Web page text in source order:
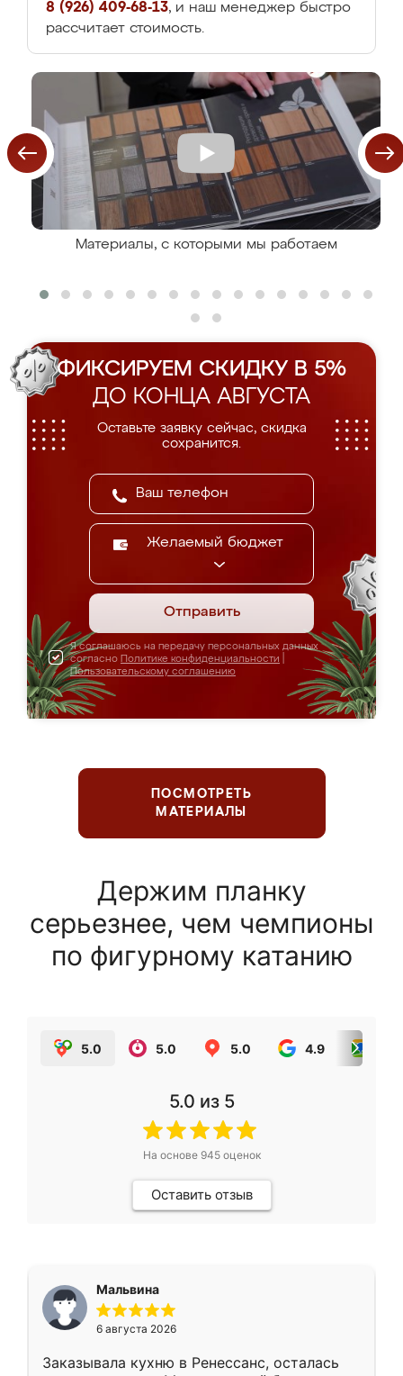
8 (926) 409-68-13, и наш менеджер быстро
рассчитает стоимость.
Материалы, с которыми мы работаем
ФИКСИРУЕМ СКИДКУ В 5%
ДО КОНЦА АВГУСТА
Оставьте заявку сейчас, скидка
сохранится.
Желаемый бюджет
Отправить
Я соглашаюсь на передачу персональных данных
согласно Политике конфиденциальности
Пользовательскому соглашению
ПОСМОТРЕТЬ
МАТЕРИАЛЫ
Держим планку
серьезнее, чем чемпионы
по фигурному катанию
5.0 5.0 5.0 4.9
5.0 из 5
На основе 945оценок
Оставить отзыв
Мальвина
6 августа 2026
Заказывала кухню в Ренессанс, осталась